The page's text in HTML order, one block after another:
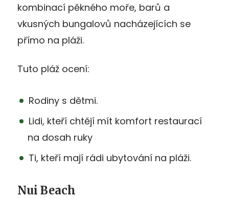
kombinací pěkného moře, barů a
vkusných bungalovů nacházejících se
přímo na pláži.
Tuto pláž ocení:
Rodiny s dětmi.
Lidi, kteří chtějí mít komfort restaurací
na dosah ruky
Ti, kteří mají rádi ubytování na pláži.
Nui Beach